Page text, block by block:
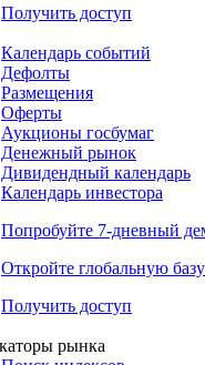
Попробуйте7-дневный
Откройте глобальную
Получить доступ
Календарь событий
Дефолты
Размещения
Оферты
Денежный рынок
Календарь инвестора
Попробуйте7-дневный
Откройте глобальную